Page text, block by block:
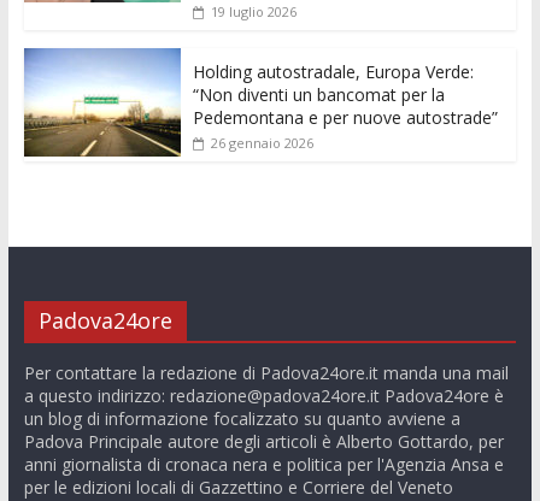
19 luglio 2026
Holding autostradale, Europa Verde:
“Non diventi un bancomat per la
Pedemontana e per nuove autostrade”
26 gennaio 2026
Padova24ore
Per contattare la redazione di Padova24ore.it manda una mail
a questo indirizzo: redazione@padova24ore.itPadova24ore è
un blog di informazione focalizzato su quanto avviene a
Padova Principale autore degli articoli è Alberto Gottardo, per
anni giornalista di cronaca nera e politica per l'Agenzia Ansa e
per le edizioni locali di Gazzettino e Corriere del Veneto